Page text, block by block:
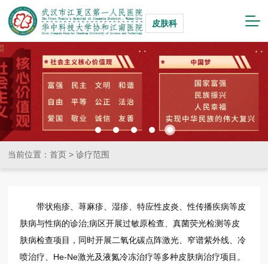
皮肤科
当前位置：首页 >诊疗范围
带状疱疹、荨麻疹、湿疹、特应性皮炎、性传播疾病等皮
肤病与性病的诊治;病区开展过敏原检查、真菌荧光检测等皮
肤病检查项目，同时开展二氧化碳点阵激光、窄谱紫外线、冷
喷治疗、He-Ne激光及液氮冷冻治疗等多种皮肤病治疗项目。